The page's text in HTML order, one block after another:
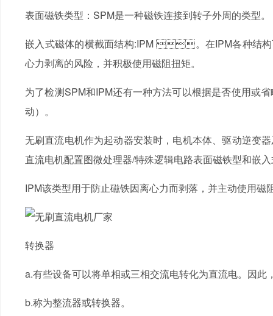
表面磁铁类型：SPM是一种磁铁连接到转子外周的类型。
嵌入式磁体的横截面结构:IPM 。在IPM各种结构
心力剥离的风险，并积极使用磁阻扭矩。
为了检测SPM和IPM还有一种方法可以根据是否使用或
动）。
无刷直流电机作为起动器安装时，电机本体、驱动
直流电机配置图微处理器/特殊逻辑电路表面磁铁型和嵌
IPM该类型用于防止磁铁因离心力而剥落，并主动使用磁阻扭
转换器
a.有些设备可以将单相或三相交流电转化为直流电。因此
b.称为整流器或转换器。